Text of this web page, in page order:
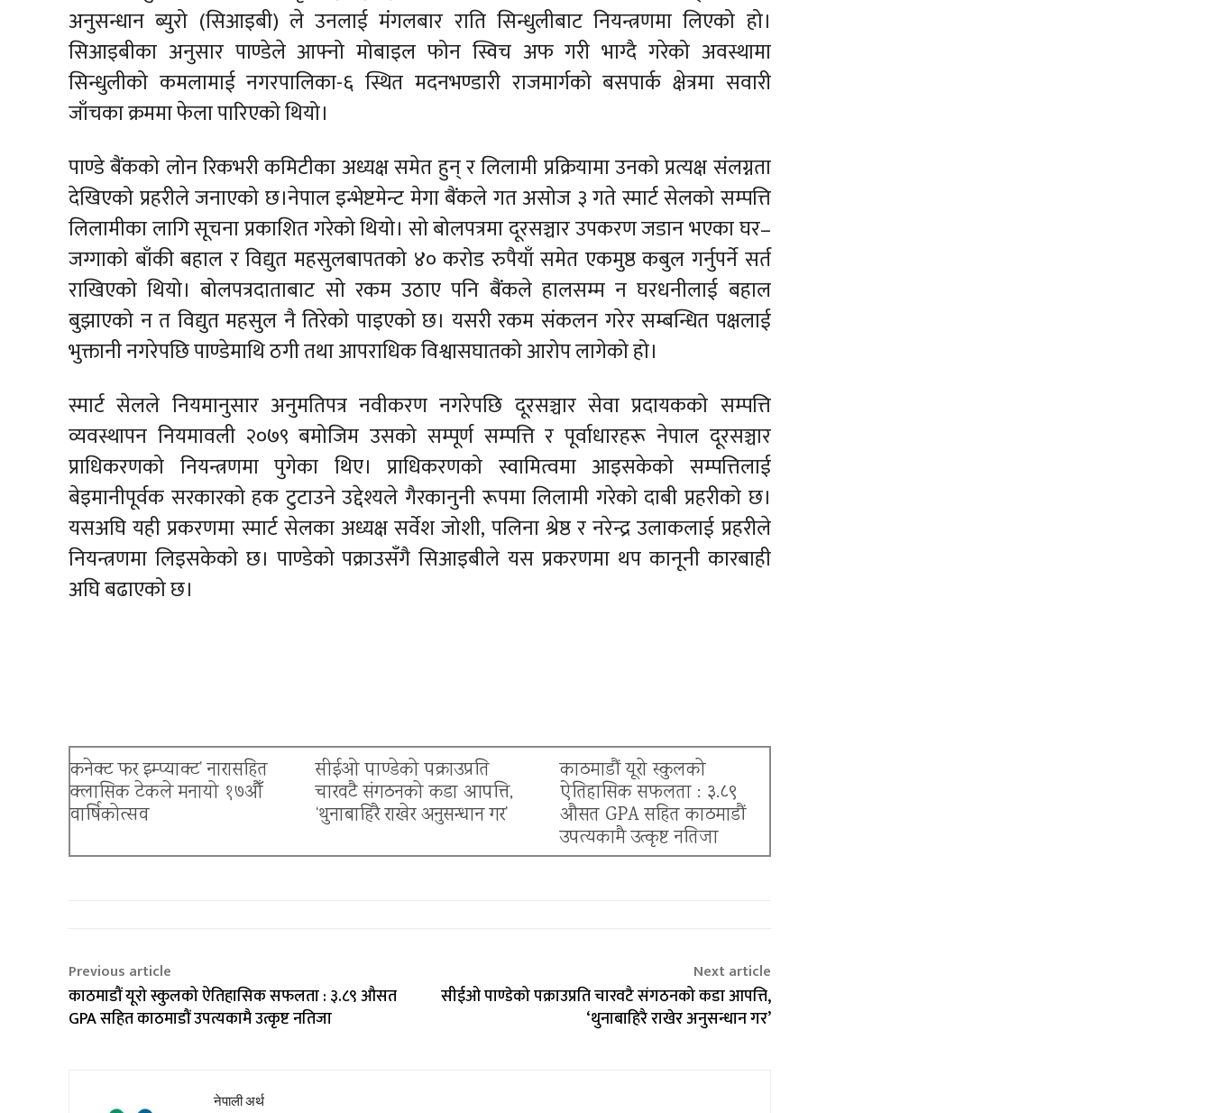
अनुसन्धान ब्युरो (सिआइबी) ले उनलाई मंगलबार राति सिन्धुलीबाट नियन्त्रणमा लिएको हो।
सिआइबीका अनुसार पाण्डेले आफ्नो मोबाइल फोन स्विच अफ गरी भाग्दै गरेको अवस्थामा
सिन्धुलीको कमलामाई नगरपालिका-६ स्थित मदनभण्डारी राजमार्गको बसपार्क क्षेत्रमा सवारी
जाँचका क्रममा फेला पारिएको थियो।
पाण्डे बैंकको लोन रिकभरी कमिटीका अध्यक्ष समेत हुन् र लिलामी प्रक्रियामा उनको प्रत्यक्ष संलग्नता
देखिएको प्रहरीले जनाएको छ।नेपाल इन्भेष्टमेन्ट मेगा बैंकले गत असोज ३ गते स्मार्ट सेलको सम्पत्ति
लिलामीका लागि सूचना प्रकाशित गरेको थियो। सो बोलपत्रमा दूरसञ्चार उपकरण जडान भएका घर–
जग्गाको बाँकी बहाल र विद्युत महसुलबापतको ४० करोड रुपैयाँ समेत एकमुष्ठ कबुल गर्नुपर्ने सर्त
राखिएको थियो। बोलपत्रदाताबाट सो रकम उठाए पनि बैंकले हालसम्म न घरधनीलाई बहाल
बुझाएको न त विद्युत महसुल नै तिरेको पाइएको छ। यसरी रकम संकलन गरेर सम्बन्धित पक्षलाई
भुक्तानी नगरेपछि पाण्डेमाथि ठगी तथा आपराधिक विश्वासघातको आरोप लागेको हो।
स्मार्ट सेलले नियमानुसार अनुमतिपत्र नवीकरण नगरेपछि दूरसञ्चार सेवा प्रदायकको सम्पत्ति
व्यवस्थापन नियमावली २०७९ बमोजिम उसको सम्पूर्ण सम्पत्ति र पूर्वाधारहरू नेपाल दूरसञ्चार
प्राधिकरणको नियन्त्रणमा पुगेका थिए। प्राधिकरणको स्वामित्वमा आइसकेको सम्पत्तिलाई
बेइमानीपूर्वक सरकारको हक टुटाउने उद्देश्यले गैरकानुनी रूपमा लिलामी गरेको दाबी प्रहरीको छ।
यसअघि यही प्रकरणमा स्मार्ट सेलका अध्यक्ष सर्वेश जोशी, पलिना श्रेष्ठ र नरेन्द्र उलाकलाई प्रहरीले
नियन्त्रणमा लिइसकेको छ। पाण्डेको पक्राउसँगै सिआइबीले यस प्रकरणमा थप कानूनी कारबाही
अघि बढाएको छ।
कनेक्ट फर इम्प्याक्ट’ नारासहित
क्लासिक टेकले मनायो १७औँ
वार्षिकोत्सव
सीईओ पाण्डेको पक्राउप्रति
चारवटै संगठनको कडा आपत्ति,
‘थुनाबाहिरै राखेर अनुसन्धान गर’
काठमाडौं यूरो स्कुलको
ऐतिहासिक सफलता : ३.८९
औसत GPA सहित काठमाडौं
उपत्यकामै उत्कृष्ट नतिजा
Previous article
काठमाडौं यूरो स्कुलको ऐतिहासिक सफलता : ३.८९ औसत
GPA सहित काठमाडौं उपत्यकामै उत्कृष्ट नतिजा
Next article
सीईओ पाण्डेको पक्राउप्रति चारवटै संगठनको कडा आपत्ति,
‘थुनाबाहिरै राखेर अनुसन्धान गर’
नेपाली अर्थ